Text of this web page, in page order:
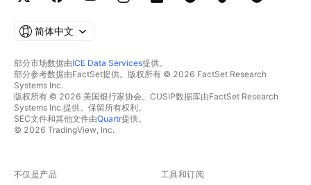
简体中文
部分市场数据由ICE Data Services提供。
部分参考数据由FactSet提供。版权所有 © 2026 FactSet Research
Systems Inc.
版权所有 © 2026 美国银行家协会。CUSIP数据库由FactSet Research
Systems Inc.提供。保留所有权利。
SEC文件和其他文件由Quartr提供。
© 2026 TradingView, Inc.
不仅是产品 工具和订阅